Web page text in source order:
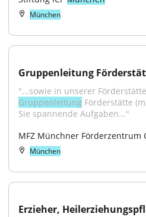
München
Gruppenleitung
Gruppenleitung Förderstätte
Sie spannende Aufgaben..."
MFZ Münchner Förderzentrum
München
Erzieher,